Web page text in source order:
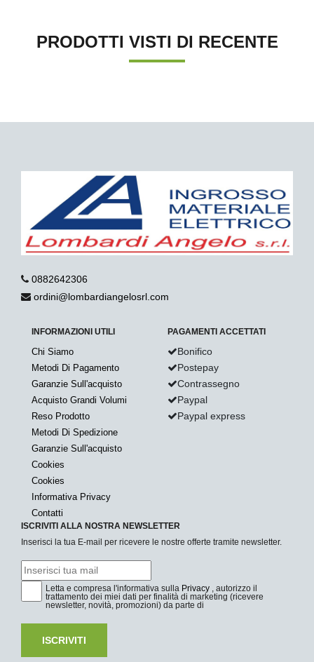
PRODOTTI VISTI DI RECENTE
0882642306
ordini@lombardiangelosrl.com
INFORMAZIONI UTILI
Chi Siamo
Metodi Di Pagamento
Garanzie Sull'acquisto
Acquisto Grandi Volumi
Reso Prodotto
Metodi Di Spedizione
Garanzie Sull'acquisto
Cookies
Cookies
Informativa Privacy
Contatti
PAGAMENTI ACCETTATI
Bonifico
Postepay
Contrassegno
Paypal
Paypal express
ISCRIVITI ALLA NOSTRA NEWSLETTER
Inserisci la tua E-mail per ricevere le nostre offerte tramite newsletter.
Letta e compresa l'informativa sulla Privacy , autorizzo il
trattamento dei miei dati per finalità di marketing (ricevere
newsletter, novità, promozioni) da parte di
ISCRIVITI